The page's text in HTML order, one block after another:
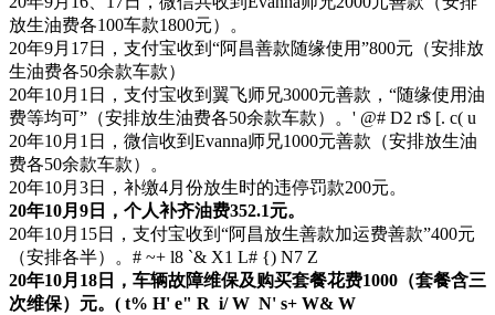
放生油费各100车款1800元）。
20年9月17日，支付宝收到“阿昌善款随缘使用”800元（安排放
生油费各50余款车款）
20年10月1日，支付宝收到翼飞师兄3000元善款，“随缘使用油
费等均可”（安排放生油费各50余款车款）。 ' @# D2 r$ [. c( u
20年10月1日，微信收到Evanna师兄1000元善款（安排放生油
费各50余款车款）。
20年10月3日，补缴4月份放生时的违停罚款200元。
20年10月9日，个人补齐油费352.1元。
20年10月15日，支付宝收到“阿昌放生善款加运费善款”400元
（安排各半）。 # ~+ l8 `& X1 L# {) N7 Z
20年10月18日，车辆故障维保及购买套餐花费1000（套餐含三
次维保）元。 ( t% H' e" R i/ W N' s+ W& W